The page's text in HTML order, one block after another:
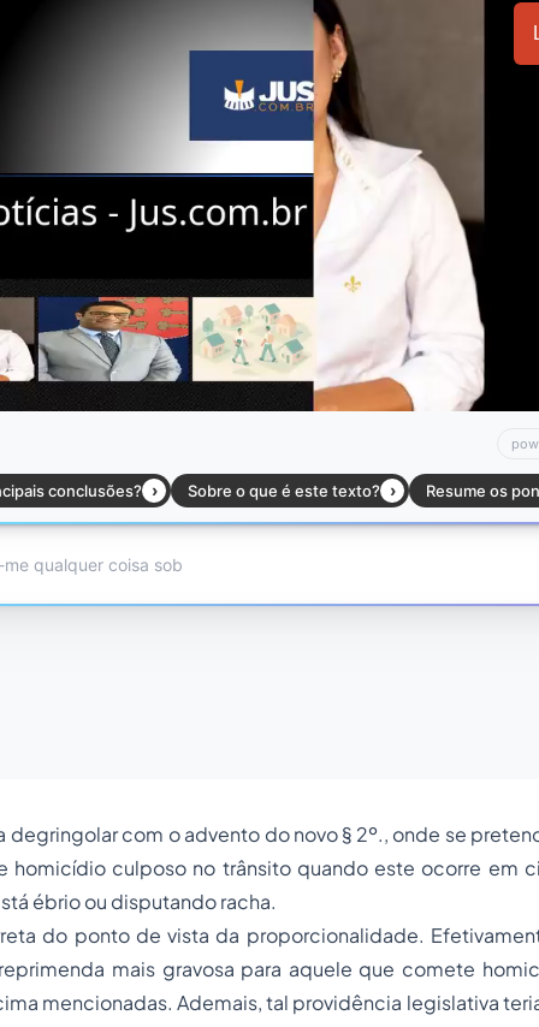
degringolar com o advento do novo § 2º., onde se
homicídio culposo no trânsito quando este ocorre em
ébrio ou disputando racha.
do ponto de vista da proporcionalidade.
mais gravosa para aquele que comete
mencionadas. Ademais, tal providência legislativa